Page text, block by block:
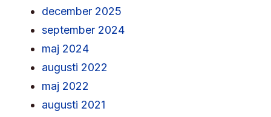
december 2025
september 2024
maj 2024
augusti 2022
maj 2022
augusti 2021